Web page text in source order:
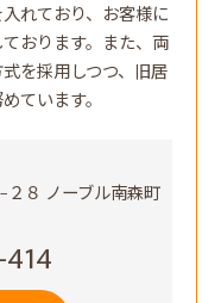
れており、お客様に
おります。また、両
を採用しつつ、旧居
ています。
８ ノーブル南森町